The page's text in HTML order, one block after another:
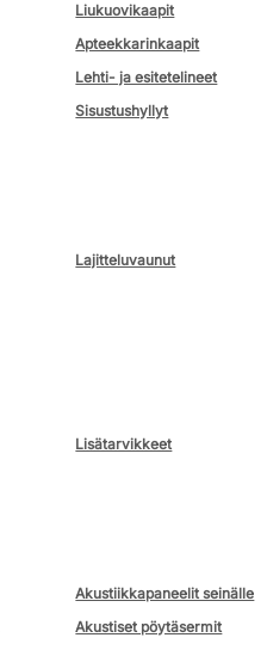
Liukuovikaapit
Apteekkarinkaapit
Lehti- ja esitetelineet
Sisustushyllyt
Lajitteluvaunut
Lisätarvikkeet
Akustiikkapaneelit seinälle
Akustiset pöytäsermit